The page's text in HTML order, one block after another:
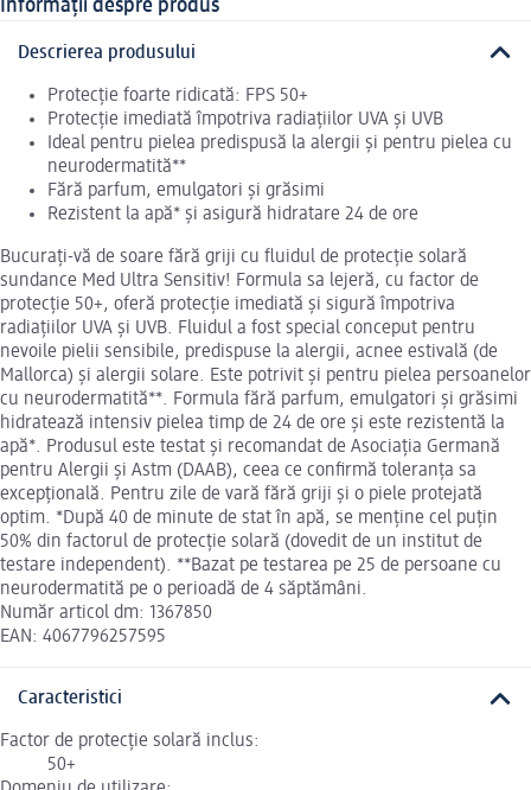
Informații despre produs
Descrierea produsului
Protecție foarte ridicată: FPS 50+
Protecție imediată împotriva radiațiilor UVA și UVB
Ideal pentru pielea predispusă la alergii și pentru pielea cu
neurodermatită**
Fără parfum, emulgatori și grăsimi
Rezistent la apă* și asigură hidratare 24 de ore
Bucurați-vă de soare fără griji cu fluidul de protecție solară
sundance Med Ultra Sensitiv! Formula sa lejeră, cu factor de
protecție 50+, oferă protecție imediată și sigură împotriva
radiațiilor UVA și UVB. Fluidul a fost special conceput pentru
nevoile pielii sensibile, predispuse la alergii, acnee estivală (de
Mallorca) și alergii solare. Este potrivit și pentru pielea persoanelor
cu neurodermatită**. Formula fără parfum, emulgatori și grăsimi
hidratează intensiv pielea timp de 24 de ore și este rezistentă la
apă*. Produsul este testat și recomandat de Asociația Germană
pentru Alergii și Astm (DAAB), ceea ce confirmă toleranța sa
excepțională. Pentru zile de vară fără griji și o piele protejată
optim. *După 40 de minute de stat în apă, se menține cel puțin
50% din factorul de protecție solară (dovedit de un institut de
testare independent). **Bazat pe testarea pe 25 de persoane cu
neurodermatită pe o perioadă de 4 săptămâni.
Număr articol dm: 1367850
EAN: 4067796257595
Caracteristici
Factor de protecție solară inclus:
50+